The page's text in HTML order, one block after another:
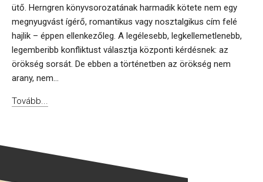
ütő. Herngren könyvsorozatának harmadik kötete nem egy
megnyugvást ígérő, romantikus vagy nosztalgikus cím felé
hajlik – éppen ellenkezőleg. A legélesebb, legkellemetlenebb,
legemberibb konfliktust választja központi kérdésnek: az
örökség sorsát. De ebben a történetben az örökség nem
arany, nem...
Tovább...